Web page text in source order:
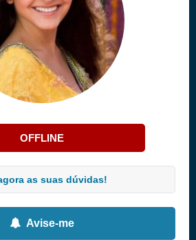
OFFLINE
as suas dúvidas!
Avise-me